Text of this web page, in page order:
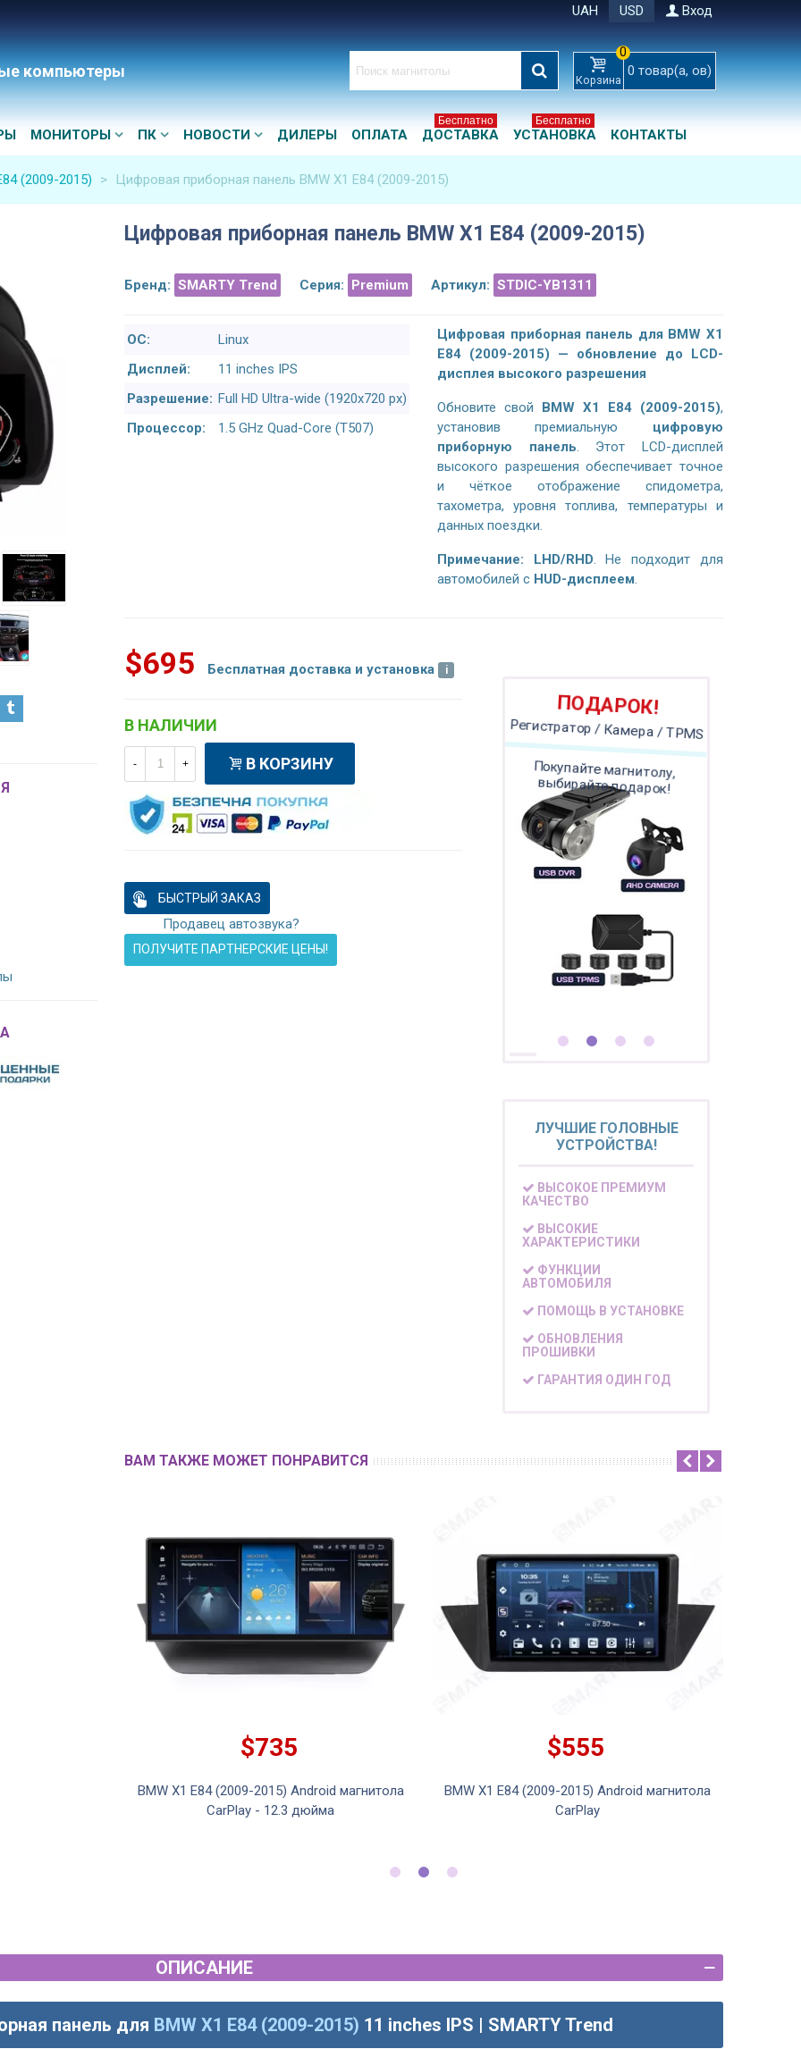
UAH USD Вход
компьютеры Корзина
0
0 товар(а, ов)
МОНИТОРЫ ПК НОВОСТИ ДИЛЕРЫ ОПЛАТА ДОСТАВКА
Бесплатно
УСТАНОВКА
Бесплатно
КОНТАКТЫ
(2009-2015) > Цифровая приборная панель BMW X1 E84 (2009-2015)
Цифровая приборная панель BMW X1 E84 (2009-2015)
Бренд: SMARTY Trend Серия: Premium Артикул: STDIC-YB1311
ОС:
Linux
Дисплей:
11 inches IPS
Разрешение: Full HD Ultra-wide (1920x720 px)
Процессор:
1.5 GHz Quad-Core (T507)
Цифровая приборная панель для BMW X1
E84 (2009-2015) — обновление до LCD-
дисплея высокого разрешения
Обновите свой BMW X1 E84 (2009-2015),
установив премиальную цифровую
приборную панель. Этот LCD-дисплей
высокого разрешения обеспечивает точное
и чёткое отображение спидометра,
тахометра, уровня топлива, температуры и
данных поездки.
Примечание: LHD/RHD. Не подходит для
автомобилей с HUD-дисплеем.
$695 Бесплатная доставка и установка
В НАЛИЧИИ
- + В КОРЗИНУ
БЫСТРЫЙ ЗАКАЗ
Продавец автозвука?
ПОЛУЧИТЕ ПАРТНЕРСКИЕ ЦЕНЫ!
ПОДАРОК!
Регистратор / Камера / TPMS
Покупайте магнитолу,
выбирайте подарок!
ЛУЧШИЕ ГОЛОВНЫЕ
УСТРОЙСТВА!
ВЫСОКОЕ ПРЕМИУМ
КАЧЕСТВО
ВЫСОКИЕ
ХАРАКТЕРИСТИКИ
ФУНКЦИИ
АВТОМОБИЛЯ
ПОМОЩЬ В УСТАНОВКЕ
ОБНОВЛЕНИЯ
ПРОШИВКИ
ГАРАНТИЯ ОДИН ГОД
ВАМ ТАКЖЕ МОЖЕТ ПОНРАВИТСЯ
$555
BMW X1 E84 (2009-2015) Android магнитола
CarPlay
$370
Smart Electric Tailgate Электрическая
система подъема задней крышки
ОПИСАНИЕ
панель для BMW X1 E84 (2009-2015) 11 inches IPS | SMARTY Trend